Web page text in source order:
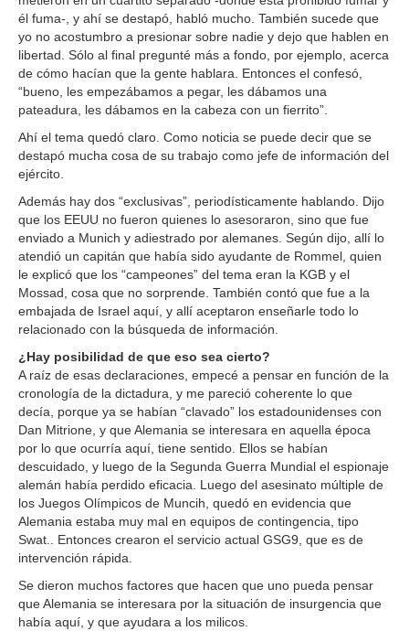
él fuma-, y ahí se destapó, habló mucho. También sucede que
yo no acostumbro a presionar sobre nadie y dejo que hablen en
libertad. Sólo al final pregunté más a fondo, por ejemplo, acerca
de cómo hacían que la gente hablara. Entonces el confesó,
“bueno, les empezábamos a pegar, les dábamos una
pateadura, les dábamos en la cabeza con un fierrito”.
Ahí el tema quedó claro. Como noticia se puede decir que se
destapó mucha cosa de su trabajo como jefe de información del
ejército.
Además hay dos “exclusivas”, periodísticamente hablando. Dijo
que los EEUU no fueron quienes lo asesoraron, sino que fue
enviado a Munich y adiestrado por alemanes. Según dijo, allí lo
atendió un capitán que había sido ayudante de Rommel, quien
le explicó que los “campeones” del tema eran la KGB y el
Mossad, cosa que no sorprende. También contó que fue a la
embajada de Israel aquí, y allí aceptaron enseñarle todo lo
relacionado con la búsqueda de información.
¿Hay posibilidad de que eso sea cierto?
A raíz de esas declaraciones, empecé a pensar en función de la
cronología de la dictadura, y me pareció coherente lo que
decía, porque ya se habían “clavado” los estadounidenses con
Dan Mitrione, y que Alemania se interesara en aquella época
por lo que ocurría aquí, tiene sentido. Ellos se habían
descuidado, y luego de la Segunda Guerra Mundial el espionaje
alemán había perdido eficacia. Luego del asesinato múltiple de
los Juegos Olímpicos de Muncih, quedó en evidencia que
Alemania estaba muy mal en equipos de contingencia, tipo
Swat.. Entonces crearon el servicio actual GSG9, que es de
intervención rápida.
Se dieron muchos factores que hacen que uno pueda pensar
que Alemania se interesara por la situación de insurgencia que
había aquí, y que ayudara a los milicos.